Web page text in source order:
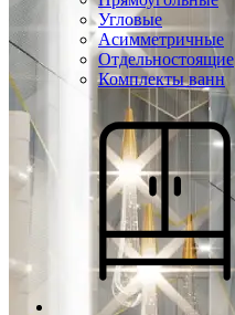
Угловые
Асимметричные
Отдельностоящие
Комплекты ванн